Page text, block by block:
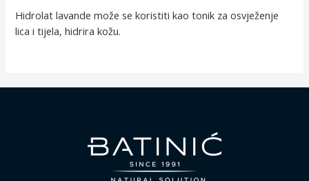
Hidrolat lavande može se koristiti kao tonik za osvježenje
lica i tijela, hidrira kožu.